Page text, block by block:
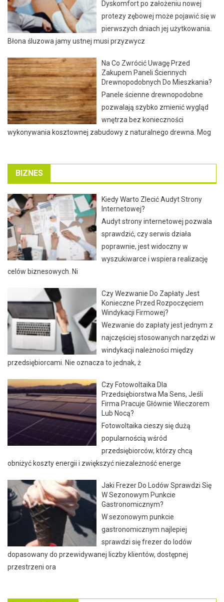
Dyskomfort po założeniu nowej
protezy zębowej może pojawić się w
pierwszych dniach jej użytkowania.
Błona śluzowa jamy ustnej musi przyzwycz
Na Co Zwrócić Uwagę Przed
Zakupem Paneli Ściennych
Drewnopodobnych Do Mieszkania?
Panele ścienne drewnopodobne
pozwalają szybko zmienić wygląd
wnętrza bez konieczności
wykonywania kosztownej zabudowy z naturalnego drewna. Mog
BIZNES
Kiedy Warto Zlecić Audyt Strony
Internetowej?
Audyt strony internetowej pozwala
sprawdzić, czy serwis działa
poprawnie, jest widoczny w
wyszukiwarce i wspiera realizację
celów biznesowych. Ni
Czy Wezwanie Do Zapłaty Jest
Konieczne Przed Rozpoczęciem
Windykacji Firmowej?
Wezwanie do zapłaty jest jednym z
najczęściej stosowanych narzędzi w
windykacji należności między
przedsiębiorcami. Nie oznacza to jednak, ż
Czy Fotowoltaika Dla
Przedsiębiorstwa Ma Sens, Jeśli
Firma Pracuje Głównie Wieczorem
Lub Nocą?
Fotowoltaika cieszy się dużą
popularnością wśród
przedsiębiorców, którzy chcą
obniżyć koszty energii i zwiększyć niezależność energe
Jaki Frezer Do Lodów Sprawdzi Się
W Sezonowym Punkcie
Gastronomicznym?
W sezonowym punkcie
gastronomicznym najlepiej
sprawdzi się frezer do lodów
dopasowany do przewidywanej liczby klientów, dostępnej
przestrzeni ora